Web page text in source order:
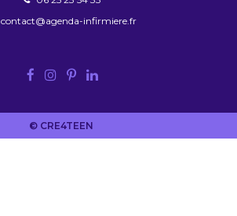
contact@agenda-infirmiere.fr
© CRE4TEEN